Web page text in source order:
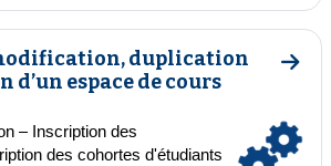
duplication
d’un espace de cours
Aller
– Inscription des
des cohortes d'étudiants